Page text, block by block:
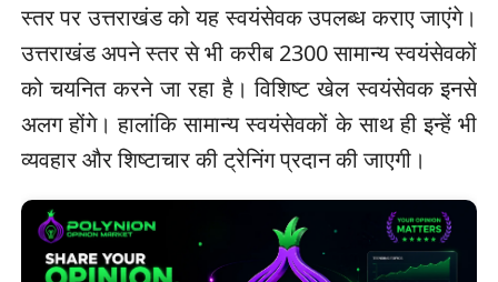
स्तर पर उत्तराखंड को यह स्वयंसेवक उपलब्ध कराए जाएंगे।
उत्तराखंड अपने स्तर से भी करीब 2300 सामान्य स्वयंसेवकों
को चयनित करने जा रहा है। विशिष्ट खेल स्वयंसेवक इनसे
अलग होंगे। हालांकि सामान्य स्वयंसेवकों के साथ ही इन्हें भी
व्यवहार और शिष्टाचार की ट्रेनिंग प्रदान की जाएगी।